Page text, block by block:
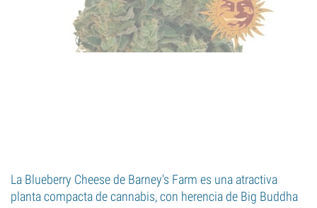
La Blueberry Cheese de Barney's Farm es una atractiva
planta compacta de cannabis, con herencia de Big Buddha